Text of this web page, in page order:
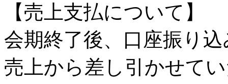
【売上支払について】
会期終了後、口座振り
売上から差し引かせて